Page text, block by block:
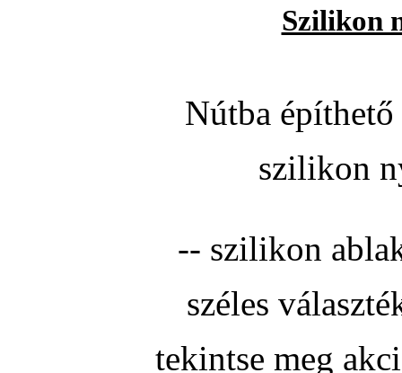
Szilikon
Nútba
szilikon
-- szilikon
széles
tekintse meg